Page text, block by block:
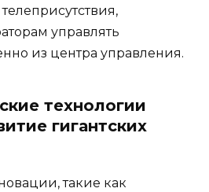
управлять
из центра управления.
технологии
гигантских
такие как